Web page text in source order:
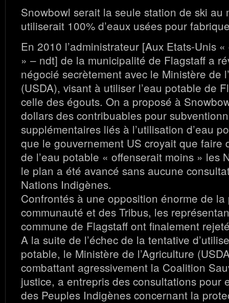
Snowbowl serait la seule station de ski au
utiliserait 100% d’eaux usées pour
En 2010 l’administrateur [Aux Etats-Unis
» – ndt] de la municipalité de Flagstaff a
négocié secrètement avec le Ministère de
(USDA), visant à utiliser l’eau potable de
celle des égouts. On a proposé à
dollars des contribuables pour
supplémentaires liés à l’utilisation d’eau
que le gouvernement US croyait que faire
de l’eau potable « offenserait moins » les
le plan a été avancé sans aucune
Nations Indigènes.
Confrontés à une opposition énorme de
communauté et des Tribus, les
commune de Flagstaff ont finalement
A la suite de l’échec de la tentative
potable, le Ministère de l’Agriculture
combattant agressivement la Coalition
justice, a entrepris des consultations pour
des Peuples Indigènes concernant la